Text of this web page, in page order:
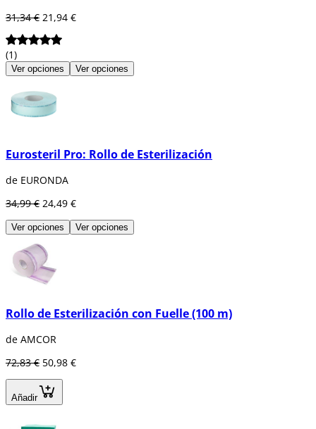
31,34 € 21,94 €
(1)
Ver opciones Ver opciones
Eurosteril Pro: Rollo de Esterilización
de EURONDA
34,99 € 24,49 €
Ver opciones Ver opciones
Rollo de Esterilización con Fuelle (100 m)
de AMCOR
72,83 € 50,98 €
Añadir